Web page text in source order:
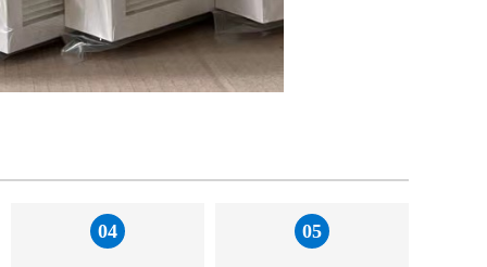
04 05